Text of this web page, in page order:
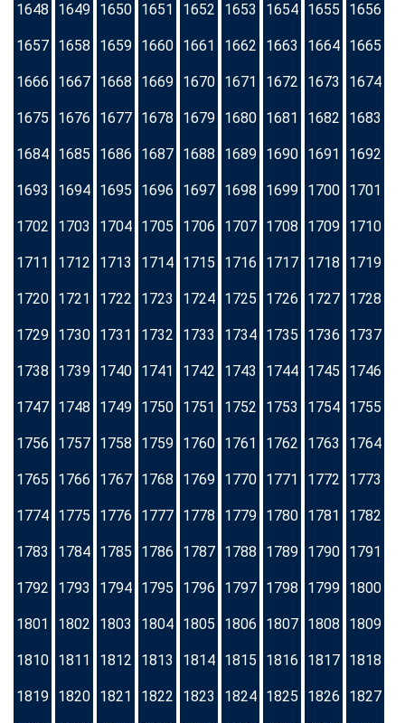
1648 1649 1650 1651 1652 1653 1654 1655 1656
1657 1658 1659 1660 1661 1662 1663 1664 1665
1666 1667 1668 1669 1670 1671 1672 1673 1674
1675 1676 1677 1678 1679 1680 1681 1682 1683
1684 1685 1686 1687 1688 1689 1690 1691 1692
1693 1694 1695 1696 1697 1698 1699 1700 1701
1702 1703 1704 1705 1706 1707 1708 1709 1710
1711 1712 1713 1714 1715 1716 1717 1718 1719
1720 1721 1722 1723 1724 1725 1726 1727 1728
1729 1730 1731 1732 1733 1734 1735 1736 1737
1738 1739 1740 1741 1742 1743 1744 1745 1746
1747 1748 1749 1750 1751 1752 1753 1754 1755
1756 1757 1758 1759 1760 1761 1762 1763 1764
1765 1766 1767 1768 1769 1770 1771 1772 1773
1774 1775 1776 1777 1778 1779 1780 1781 1782
1783 1784 1785 1786 1787 1788 1789 1790 1791
1792 1793 1794 1795 1796 1797 1798 1799 1800
1801 1802 1803 1804 1805 1806 1807 1808 1809
1810 1811 1812 1813 1814 1815 1816 1817 1818
1819 1820 1821 1822 1823 1824 1825 1826 1827